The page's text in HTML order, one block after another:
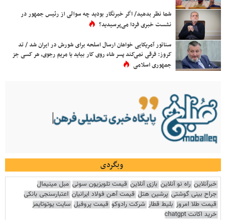
شما نظر بدهید/ اگر خبرنگار بودید چه سوالی از رئیس جمهور در
نشست خبری فردا می‌پرسیدید؟
سناتور آمریکایی خواهان ارسال اسلحه برای شورش در ایران شد / تد
کروز: فرقی نمی‌کند پسر شاه روی کار بیاید یا مریم رجوی، هر کسی جز
جمهوری اسلامی
وبگردی
خبرآنلاین راه نو آنلاین بازی آنلاین قیمت تلویزیون سونی مبل مینیمال
جراح بینی گوشتی پرشین هتل قیمت آهن فولاد ایرانیان اعتبارسنجی بانکی
قیمت طلا امروز بلیط قطار شرکت رادوکو قیمت پروفیل سایت یوتوتایمز
خرید اکانت chatgpt